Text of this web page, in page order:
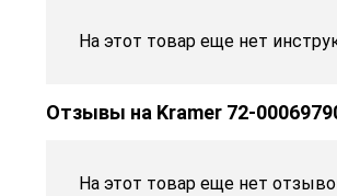
На этот товар еще нет
Отзывы на Kramer 72-
На этот товар еще нет